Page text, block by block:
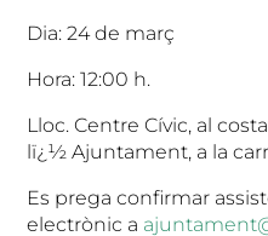
Dia: 24 de març
Hora: 12:00 h.
Lloc. Centre Cívic, al
lï¿½ Ajuntament, a la
Es prega confirmar
electrònic a